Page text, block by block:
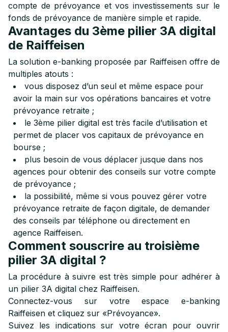
compte de prévoyance et vos investissements sur le
fonds de prévoyance de manière simple et rapide.
Avantages du 3ème pilier 3A digital
de Raiffeisen
La solution e-banking proposée par Raiffeisen offre de
multiples atouts :
vous disposez d’un seul et même espace pour
avoir la main sur vos opérations bancaires et votre
prévoyance retraite ;
le 3ème pilier digital est très facile d’utilisation et
permet de placer vos capitaux de prévoyance en
bourse ;
plus besoin de vous déplacer jusque dans nos
agences pour obtenir des conseils sur votre compte
de prévoyance ;
la possibilité, même si vous pouvez gérer votre
prévoyance retraite de façon digitale, de demander
des conseils par téléphone ou directement en
agence Raiffeisen.
Comment souscrire au troisième
pilier 3A digital ?
La procédure à suivre est très simple pour adhérer à
un pilier 3A digital chez Raiffeisen.
Connectez-vous sur votre espace e-banking
Raiffeisen et cliquez sur «Prévoyance».
Suivez les indications sur votre écran pour ouvrir